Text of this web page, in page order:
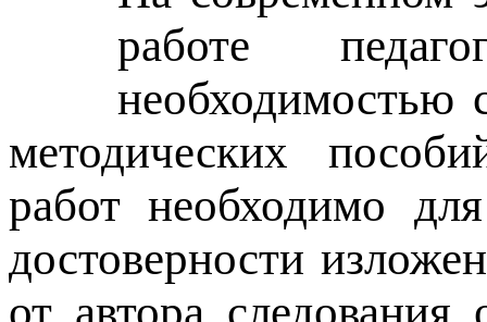
работе
необходимостью
методических
работ необходимо
достоверности